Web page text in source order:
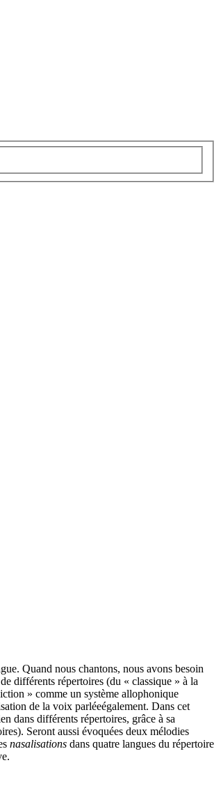
Quand nous chantons, nous avons besoin
différents répertoires (du « classique » à la
» comme un système allophonique
de la voix parléeégalement. Dans cet
dans différents répertoires, grâce à sa
Seront aussi évoquées deux mélodies
nasalisations dans quatre langues du répertoire